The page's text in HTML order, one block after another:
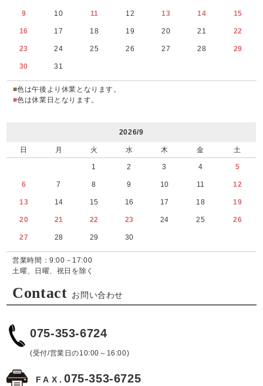
9 10 11 12 13 14 15
16 17 18 19 20 21 22
23 24 25 26 27 28 29
30 31
■色は午後より休業となります。
■色は休業日となります。
2026/9
日 月 火 水 木 金 土
1 2 3 4 5
6 7 8 9 10 11 12
13 14 15 16 17 18 19
20 21 22 23 24 25 26
27 28 29 30
営業時間：9:00－17:00
土曜、日曜、祝日を除く
Contact お問い合わせ
075-353-6724
(受付/営業日の10:00～16:00)
FAX.075-353-6725